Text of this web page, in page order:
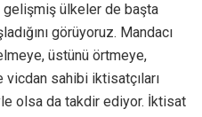
ülkeler de başta
görüyoruz. Mandacı
üstünü örtmeye,
vicdan sahibi iktisatçıları
olsa da takdir ediyor. İktisat